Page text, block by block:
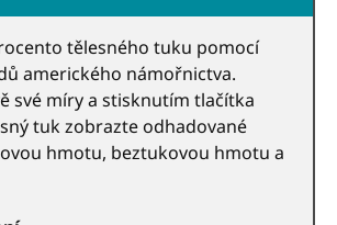
tělesného tuku pomocí
amerického námořnictva.
své míry a stisknutím tlačítka
tuk zobrazte odhadované
hmotu, beztukovou hmotu a